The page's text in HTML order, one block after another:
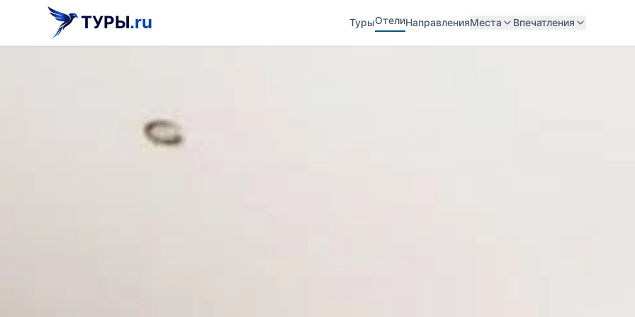
ТУРЫ.ru ТурыОтелиНаправленияМеста Впечатления